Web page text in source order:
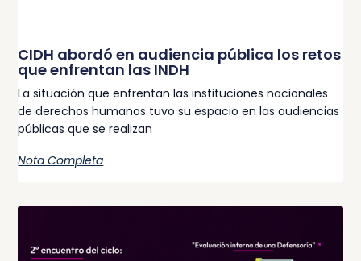
CIDH abordó en audiencia pública los retos
que enfrentan las INDH
La situación que enfrentan las instituciones nacionales
de derechos humanos tuvo su espacio en las audiencias
públicas que se realizan
Nota Completa